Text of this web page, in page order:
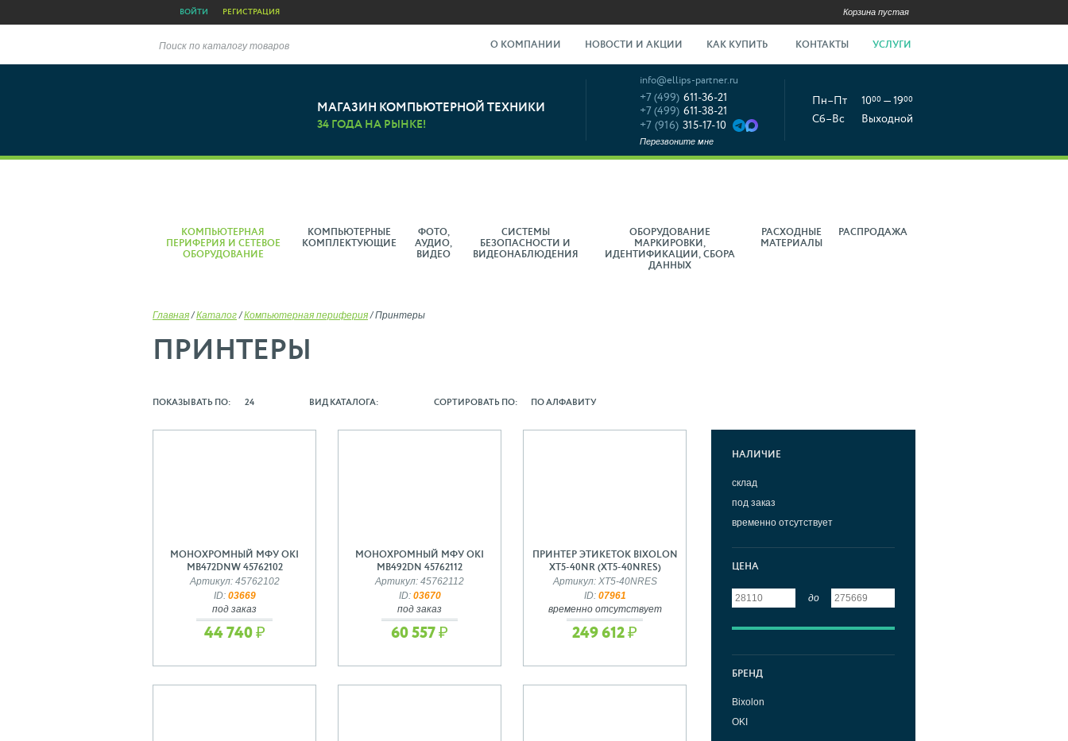
ВОЙТИ РЕГИСТРАЦИЯ Корзина пустая
Поиск по каталогу товаров О КОМПАНИИ НОВОСТИ И АКЦИИ КАК КУПИТЬ КОНТАКТЫ УСЛУГИ
МАГАЗИН КОМПЬЮТЕРНОЙ ТЕХНИКИ
34 ГОДА НА РЫНКЕ!
info@ellips-partner.ru
+7 (499) 611-36-21
+7 (499) 611-38-21
+7 (916) 315-17-10
Перезвоните мне
Пн–Пт 1000 — 1900
Сб–Вс Выходной
КОМПЬЮТЕРНАЯ
ПЕРИФЕРИЯ И СЕТЕВОЕ
ОБОРУДОВАНИЕ
КОМПЬЮТЕРНЫЕ
КОМПЛЕКТУЮЩИЕ
ФОТО,
АУДИО,
ВИДЕО
СИСТЕМЫ
БЕЗОПАСНОСТИ И
ВИДЕОНАБЛЮДЕНИЯ
ОБОРУДОВАНИЕ
МАРКИРОВКИ,
ИДЕНТИФИКАЦИИ, СБОРА
ДАННЫХ
РАСХОДНЫЕ
МАТЕРИАЛЫ
РАСПРОДАЖА
Главная /Каталог /Компьютерная периферия /Принтеры
ПРИНТЕРЫ
ПОКАЗЫВАТЬ ПО: 24 ВИД КАТАЛОГА: СОРТИРОВАТЬ ПО: ПО АЛФАВИТУ
МОНОХРОМНЫЙ МФУ OKI
MB472DNW 45762102
Артикул: 45762102
ID: 03669
под заказ
44 740 ₽
МОНОХРОМНЫЙ МФУ OKI
MB492DN 45762112
Артикул: 45762112
ID: 03670
под заказ
60 557 ₽
ПРИНТЕР ЭТИКЕТОК BIXOLON
XT5-40NR (XT5-40NRES)
Артикул: XT5-40NRES
ID: 07961
временно отсутствует
249 612 ₽
НАЛИЧИЕ
склад
под заказ
временно отсутствует
ЦЕНА
до
БРЕНД
Bixolon
OKI